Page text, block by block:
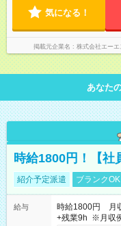
気になる！
掲載元企業名 株式会社エー
あなた
時給1800円！【社
紹介予定派遣 ブランクOK
給与
時給1800円 月
+残業9h ※月収